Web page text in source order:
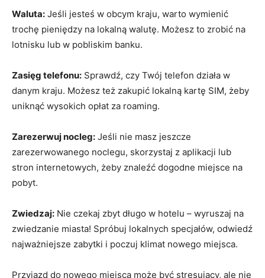
Waluta: Jeśli jesteś w obcym‌ kraju, warto wymienić
trochę pieniędzy na lokalną walutę. ‍Możesz to zrobić na
lotnisku lub w pobliskim banku.
Zasięg telefonu: Sprawdź, czy Twój telefon działa w
danym kraju. Możesz ⁤też zakupić lokalną kartę SIM, żeby
uniknąć⁢ wysokich opłat za roaming.
Zarezerwuj nocleg: Jeśli nie masz⁢ jeszcze
‌zarezerwowanego⁤ noclegu, skorzystaj z aplikacji lub
stron internetowych, żeby znaleźć dogodne miejsce na
pobyt.
Zwiedzaj: Nie czekaj⁤ zbyt długo w hotelu⁤ – wyruszaj na
zwiedzanie miasta! Spróbuj lokalnych specjałów, odwiedź
najważniejsze zabytki i poczuj klimat nowego​ miejsca.
Przyjazd do nowego miejsca może⁣ być stresujący, ‌ale nie